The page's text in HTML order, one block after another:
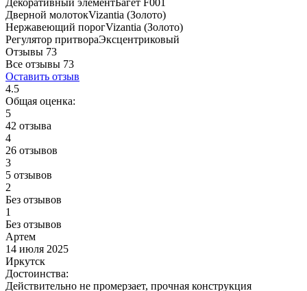
Дверной молотокVizantia (Золото)
Нержавеющий порогVizantia (Золото)
Регулятор притвораЭксцентриковый
Отзывы 73
Все отзывы 73
Оставить отзыв
4.5
Общая оценка:
5
42 отзыва
4
26 отзывов
3
5 отзывов
2
Без отзывов
1
Без отзывов
Артем
14 июля 2025
Иркутск
Достоинства:
Действительно не промерзает, прочная конструкция